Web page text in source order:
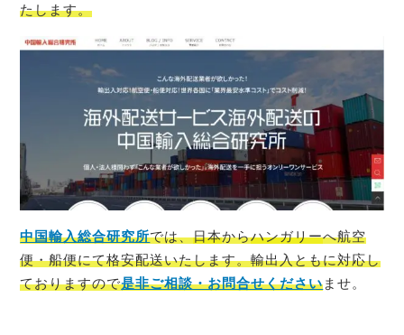
たします。
中国輸入総合研究所では、日本からハンガリーへ航空
便・船便にて格安配送いたします。輸出入ともに対応し
ておりますので是非ご相談・お問合せくださいませ。